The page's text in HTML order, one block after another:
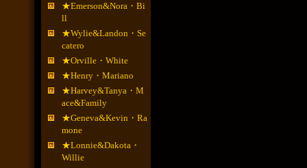
★Emerson&Nora・Bi
ll
★Wylie&Landon・Se
catero
★Orville・White
★Henry・Mariano
★Harvey&Tanya・M
ace&Family
★Geneva&Kevin・Ra
mone
★Lonnie&Dakota・
Willie